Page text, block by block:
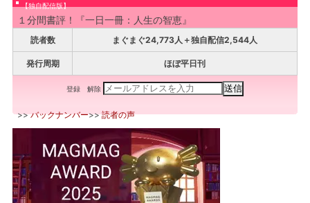
【独自配信版】
１分間書評！『一日一冊：人生の智恵』
読者数 まぐまぐ24,773人＋独自配信2,544人
発行周期 ほぼ平日刊
登録 解除
>>バックナンバー>>読者の声